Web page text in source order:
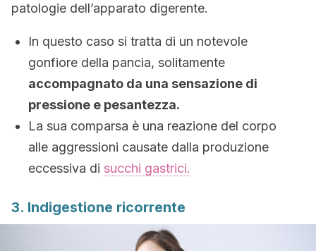
patologie dell’apparato digerente.
In questo caso si tratta di un notevole
gonfiore della pancia, solitamente
accompagnato da una sensazione di
pressione e pesantezza.
La sua comparsa è una reazione del corpo
alle aggressioni causate dalla produzione
eccessiva di succhi gastrici.
3. Indigestione ricorrente